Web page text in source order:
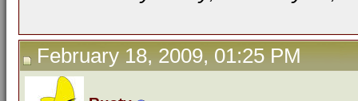
February 18, 2009, 01:25 PM